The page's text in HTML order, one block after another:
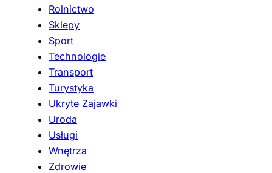
Rolnictwo
Sklepy
Sport
Technologie
Transport
Turystyka
Ukryte Zajawki
Uroda
Usługi
Wnętrza
Zdrowie